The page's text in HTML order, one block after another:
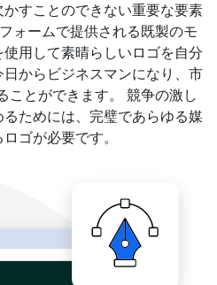
すことのできない重要な要素
ォームで提供される既製のモ
用して素晴らしいロゴを自分
からビジネスマンになり、市
ことができます。 競争の激し
ためには、完璧であらゆる媒
ゴが必要です。